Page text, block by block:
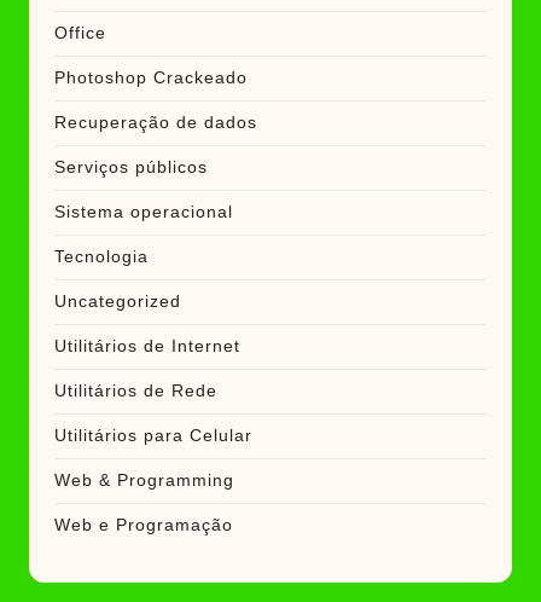
Office
Photoshop Crackeado
Recuperação de dados
Serviços públicos
Sistema operacional
Tecnologia
Uncategorized
Utilitários de Internet
Utilitários de Rede
Utilitários para Celular
Web & Programming
Web e Programação